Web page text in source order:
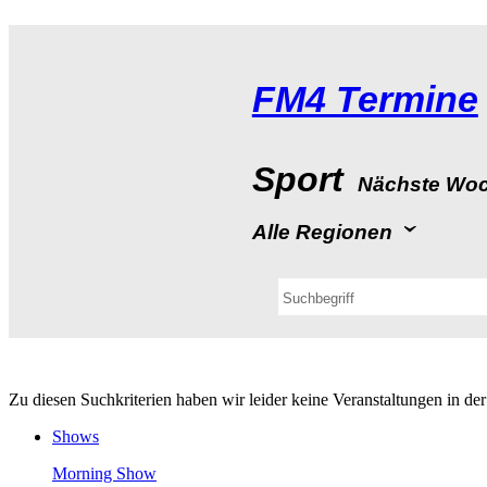
FM4Termine
Sport
AlleRegionen
Shows
MorningShow